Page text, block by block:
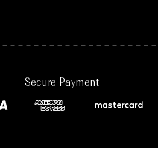
Secure Payment